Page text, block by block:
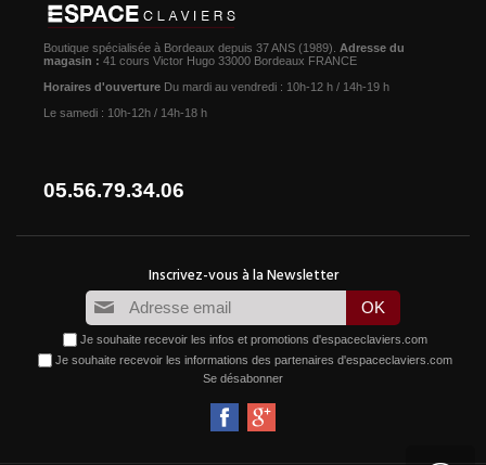
Boutique spécialisée à Bordeaux depuis 37 ANS (1989). Adresse du
magasin : 41 cours Victor Hugo 33000 Bordeaux FRANCE
Horaires d'ouverture Du mardi au vendredi : 10h-12 h / 14h-19 h
Le samedi : 10h-12h / 14h-18 h
05.56.79.34.06
Je souhaite recevoir les infos et promotions d'espaceclaviers.com
Je souhaite recevoir les informations des partenaires d'espaceclaviers.com
Se désabonner